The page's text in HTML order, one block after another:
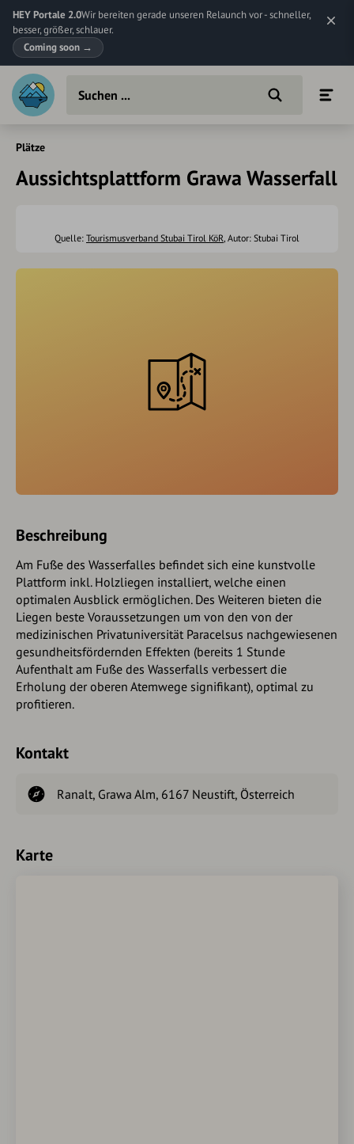
HEY Portale 2.0Wir bereiten gerade unseren Relaunch vor - schneller,
besser, größer, schlauer.
Coming soon →
Plätze
Aussichtsplattform Grawa Wasserfall
Quelle: Tourismusverband Stubai Tirol KöR, Autor: Stubai Tirol
Beschreibung
Am Fuße des Wasserfalles befindet sich eine kunstvolle
Plattform inkl. Holzliegen installiert, welche einen
optimalen Ausblick ermöglichen. Des Weiteren bieten die
Liegen beste Voraussetzungen um von den von der
medizinischen Privatuniversität Paracelsus nachgewiesenen
gesundheitsfördernden Effekten (bereits 1 Stunde
Aufenthalt am Fuße des Wasserfalls verbessert die
Erholung der oberen Atemwege signifikant), optimal zu
profitieren.
Kontakt
Ranalt, Grawa Alm, 6167 Neustift, Österreich
Karte